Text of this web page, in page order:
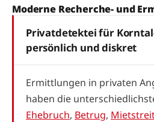
Moderne Recherche- und
Privatdetektei für
persönlich und diskret
Ermittlungen in privaten
haben die
Ehebruch, Betrug,